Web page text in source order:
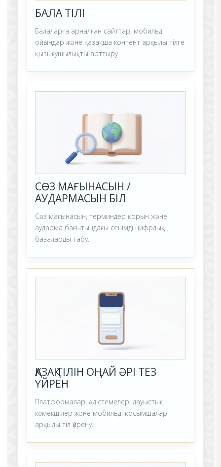
БАЛА ТІЛІ
Балаларға арналған сайттар, мобильді
ойындар және қазақша контент арқылы тілге
қызығушылықты арттыру.
СӨЗ МАҒЫНАСЫН /
АУДАРМАСЫН БІЛ
Сөз мағынасын, терминдер қорын және
аударма бағытындағы сенімді цифрлық
базаларды табу.
ҚАЗАҚ ТІЛІН ОҢАЙ ӘРІ ТЕЗ
ҮЙРЕН
Платформалар, әдістемелер, дауыстық
көмекшілер және мобильді қосымшалар
арқылы тіл үйрену.